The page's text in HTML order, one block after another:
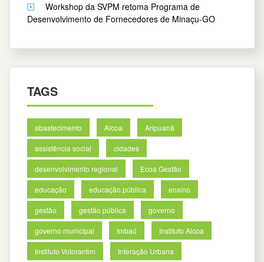
Workshop da SVPM retoma Programa de
Desenvolvimento de Fornecedores de Minaçu-GO
TAGS
abastecimento Alcoa Aripuanã
assistência social cidades
desenvolvimento regional Ecoa Gestão
educação educação pública ensino
gestão gestão pública governo
governo municipal Imbaú Instituto Alcoa
Instituto Votorantim Interação Urbana